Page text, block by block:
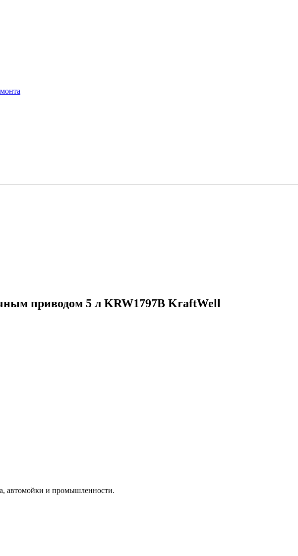
приводом 5 л KRW1797B KraftWell
автомойки и промышленности.